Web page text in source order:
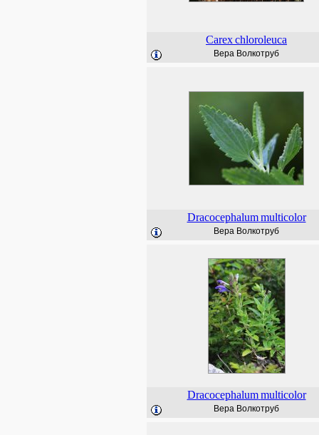
Carexchloroleuca
Вера Волкотруб
Dracocephalum multicolor
Вера Волкотруб
Dracocephalum multicolor
Вера Волкотруб